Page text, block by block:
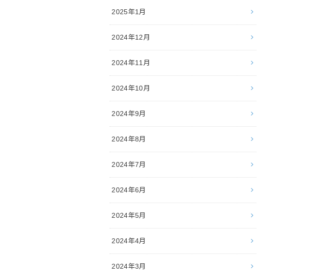
2025年1月
2024年12月
2024年11月
2024年10月
2024年9月
2024年8月
2024年7月
2024年6月
2024年5月
2024年4月
2024年3月